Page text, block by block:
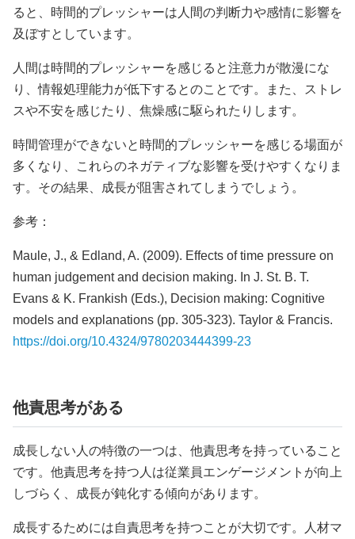
ると、時間的プレッシャーは人間の判断力や感情に影響を
及ぼすとしています。
人間は時間的プレッシャーを感じると注意力が散漫にな
り、情報処理能力が低下するとのことです。また、ストレ
スや不安を感じたり、焦燥感に駆られたりします。
時間管理ができないと時間的プレッシャーを感じる場面が
多くなり、これらのネガティブな影響を受けやすくなりま
す。その結果、成長が阻害されてしまうでしょう。
参考：
Maule, J., & Edland, A. (2009). Effects of time pressure on
human judgement and decision making. In J. St. B. T.
Evans & K. Frankish (Eds.), Decision making: Cognitive
models and explanations (pp. 305-323). Taylor & Francis.
https://doi.org/10.4324/9780203444399-23
他責思考がある
成長しない人の特徴の一つは、他責思考を持っていること
です。他責思考を持つ人は従業員エンゲージメントが向上
しづらく、成長が鈍化する傾向があります。
成長するためには自責思考を持つことが大切です。人材マ